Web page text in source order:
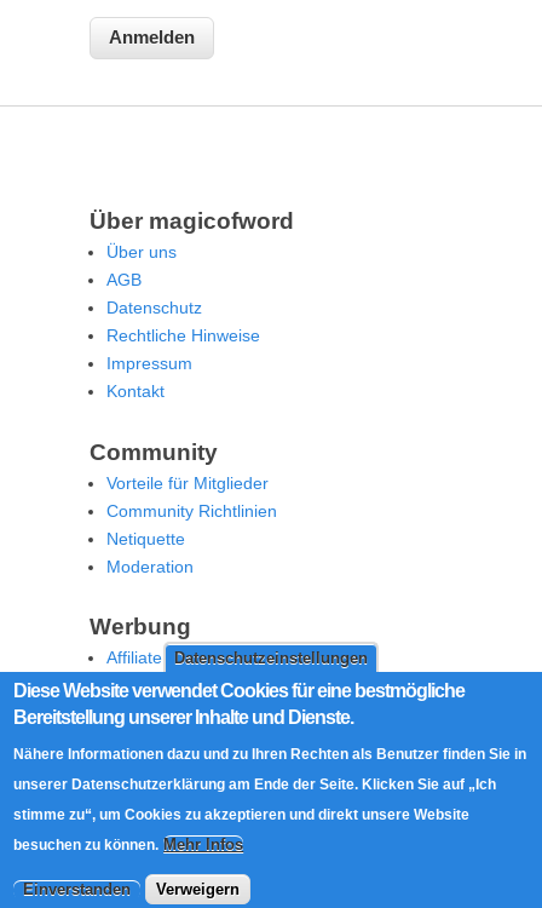
Datenschutzeinstellungen
Diese Website verwendet Cookies für eine bestmögliche
Bereitstellung unserer Inhalte und Dienste.
Nähere Informationen dazu und zu Ihren Rechten als Benutzer finden Sie in
unserer Datenschutzerklärung am Ende der Seite. Klicken Sie auf „Ich
stimme zu“, um Cookies zu akzeptieren und direkt unsere Website
besuchen zu können. Mehr Infos
Einverstanden Verweigern
Über magicofword
Über uns
AGB
Datenschutz
Rechtliche Hinweise
Impressum
Kontakt
Community
Vorteile für Mitglieder
Community Richtlinien
Netiquette
Moderation
Werbung
Affiliate Offenlegung
Werben Sie auf MoW
Social Media
RSS Feed
Facebook